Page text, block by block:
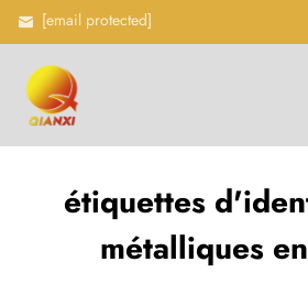
[email protected]
étiquettes
métalliques